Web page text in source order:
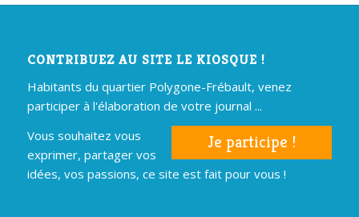
CONTRIBUEZ AU SITE LE KIOSQUE !
Habitants du quartier Polygone-Frébault, venez
participer à l'élaboration de votre journal ...
Je participe !
Vous souhaitez vous
exprimer, partager vos
idées, vos passions, ce site est fait pour vous !